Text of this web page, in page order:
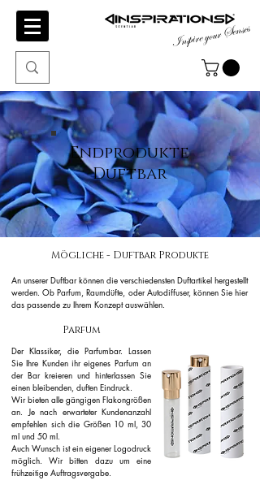
Inspire your Senses
Endprodukte
Duftbar
Mögliche - Duftbar Produkte
An unserer Duftbar können die verschiedensten Duftartikel hergestellt
werden. Ob Parfum, Raumdüfte, oder Autodiffuser, können Sie hier
das passende zu Ihrem Konzept auswählen.
Parfum
Der Klassiker, die Parfumbar. Lassen
Sie Ihre Kunden ihr eigenes Parfum an
der Bar kreieren und hinterlassen Sie
einen bleibenden, duften Eindruck.
Wir bieten alle gängigen Flakongrößen
an. Je nach erwarteter Kundenanzahl
empfehlen sich die Größen 10 ml, 30
ml und 50 ml.
Auch Wunsch ist ein eigener Logodruck
möglich. Wir bitten dazu um eine
frühzeitige Auftragsvergabe.